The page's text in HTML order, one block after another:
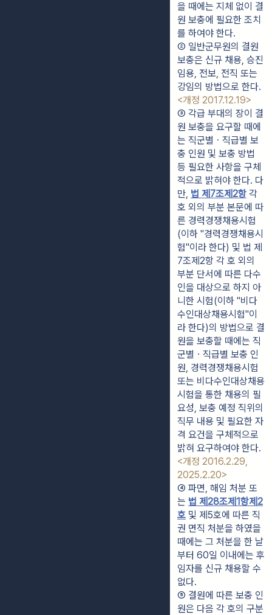
을 때에는 지체 없이 결
원 보충에 필요한 조치
를 하여야 한다.
② 일반군무원의 결원
보충은 신규 채용, 승진
임용, 전보, 전직 또는
<개정 2017.12.19>
③ 각급 부대의 장이 결
원 보충을 요구할 때에
는 직군별ㆍ직급별 보
충 인원 및 보충 방법
등 필요한 사항을 구체
적으로 밝혀야 한다. 다
만, 법 제7조제2항 각
호 외의 부분 본문에 따
른 경력경쟁채용시험
(이하 "경력경쟁채용시
험"이라 한다) 및 법 제
7조제2항 각 호 외의
부분 단서에 따른 다수
인을 대상으로 하지 아
니한 시험(이하 "비다
수인대상채용시험"이
라 한다)의 방법으로 결
원을 보충할 때에는 직
군별ㆍ직급별 보충 인
원, 경력경쟁채용시험
또는 비다수인대상채용
시험을 통한 채용의 필
요성, 보충 예정 직위의
직무 내용 및 필요한 자
격 요건을 구체적으로
<개정 2016.2.29,
2025.2.20>
④ 파면, 해임 처분 또
는 법 제28조제1항제2
호 및 제5호에 따른 직
권 면직 처분을 하였을
때에는 그 처분을 한 날
부터 60일 이내에는 후
임자를 신규 채용할 수
없다.
⑤ 결원에 따른 보충 인
원은 다음 각 호의 구분